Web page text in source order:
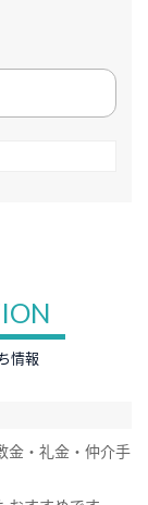
情報
金・礼金・仲介手